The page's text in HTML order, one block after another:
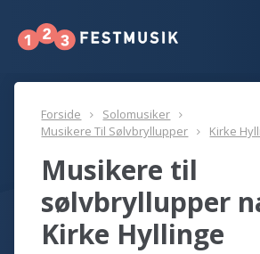
Forside
Solomusiker
Musikere Til Sølvbryllupper
Kirke
Musikere til
sølvbryllupper
Kirke Hyllinge